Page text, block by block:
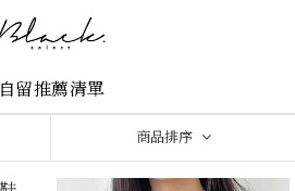
自留推薦清單
商品排序